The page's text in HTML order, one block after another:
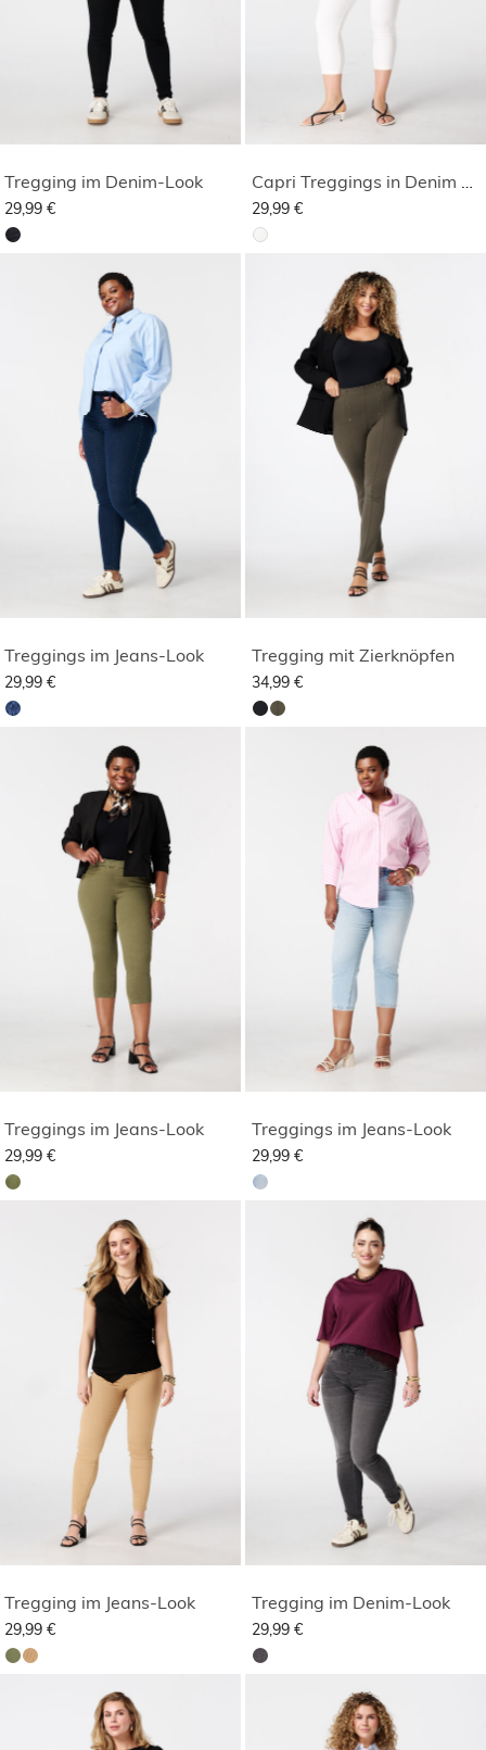
Tregging im Denim-Look
29,99 € 29,99 €
Treggings im Jeans-Look
29,99 €
Tregging mit Zierknöpfen
34,99 €
Treggings im Jeans-Look
29,99 €
Treggings im Jeans-Look
29,99 €
Tregging im Jeans-Look
29,99 €
Tregging im Denim-Look
29,99 €